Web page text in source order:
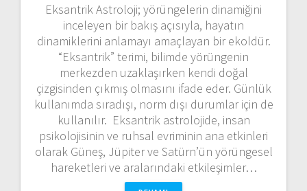
Eksantrik Astroloji; yörüngelerin dinamiğini
inceleyen bir bakış açısıyla, hayatın
dinamiklerini anlamayı amaçlayan bir ekoldür.
“Eksantrik” terimi, bilimde yörüngenin
merkezden uzaklaşırken kendi doğal
çizgisinden çıkmış olmasını ifade eder. Günlük
kullanımda sıradışı, norm dışı durumlar için de
kullanılır. Eksantrik astrolojide, insan
psikolojisinin ve ruhsal evriminin ana etkinleri
olarak Güneş, Jüpiter ve Satürn’ün yörüngesel
hareketleri ve aralarındaki etkileşimler…